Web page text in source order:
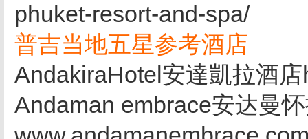
phuket-resort-and-spa/
普吉当地五星参考酒店
AndakiraHotel安達凱拉酒
Andaman embrace安达曼